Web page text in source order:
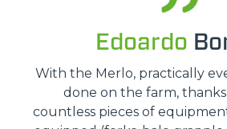
Edoardo
With the Merlo, practically
done on the farm,
countless pieces of